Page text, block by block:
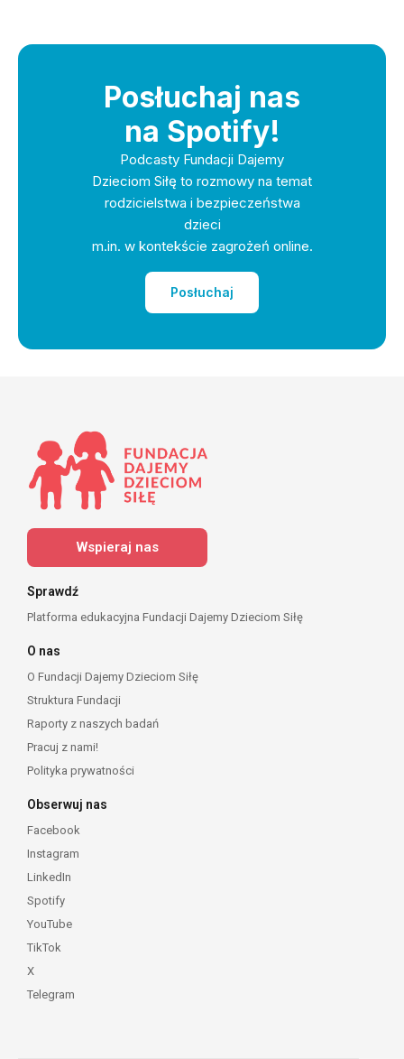
Posłuchaj nas
na Spotify!
Podcasty Fundacji Dajemy
Dzieciom Siłę to rozmowy na temat
rodzicielstwa i bezpieczeństwa
dzieci
m.in. w kontekście zagrożeń online.
Posłuchaj
Wspieraj nas
Sprawdź
Platforma edukacyjna Fundacji Dajemy Dzieciom Siłę
O nas
O Fundacji Dajemy Dzieciom Siłę
Struktura Fundacji
Raporty z naszych badań
Pracuj z nami!
Polityka prywatności
Obserwuj nas
Facebook
Instagram
LinkedIn
Spotify
YouTube
TikTok
X
Telegram